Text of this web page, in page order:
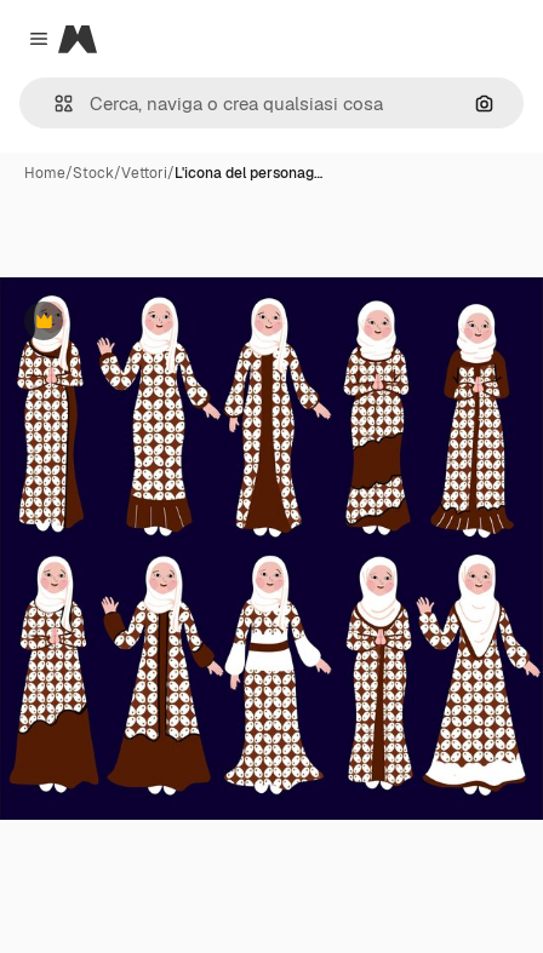
Close menu
Magnific
Cerca
Home/Stock/Vettori/L'icona del personag…
Premium